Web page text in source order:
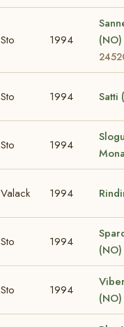
Sto 1994
(NO)
Sto 1994 Satti
Sto 1994
Valack 1994
Sto 1994
(NO)
Sto 1994
(NO)